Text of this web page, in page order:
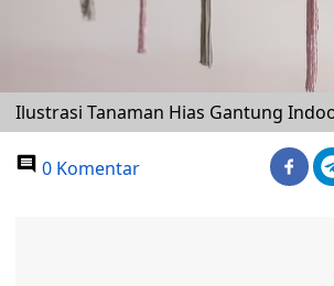
Ilustrasi Tanaman Hias Gantung
0 Komentar